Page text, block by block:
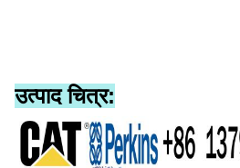
उत्पाद चित्र: